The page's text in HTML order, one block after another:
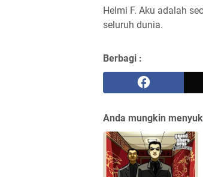
Helmi F. Aku adalah
seluruh dunia.
Berbagi :
Anda mungkin